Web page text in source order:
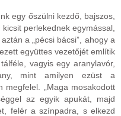
egy őszülni kezdő, bajszos,
perlekednek egymással,
a „pécsi bácsi”, ahogy a
együttes vezetőjét említik
vagyis egy aranylavór,
mint amilyen ezüst a
megfelel. „Maga mosakodott
az egyik apukát, majd
felér a színpadra, s elkezd